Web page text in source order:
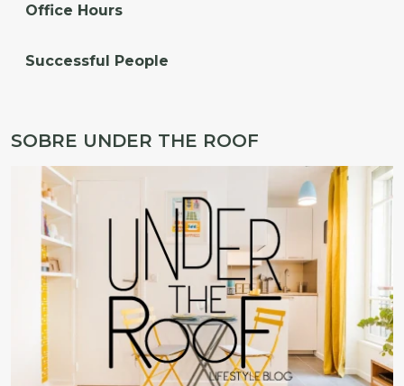
Office Hours
Successful People
SOBRE UNDER THE ROOF